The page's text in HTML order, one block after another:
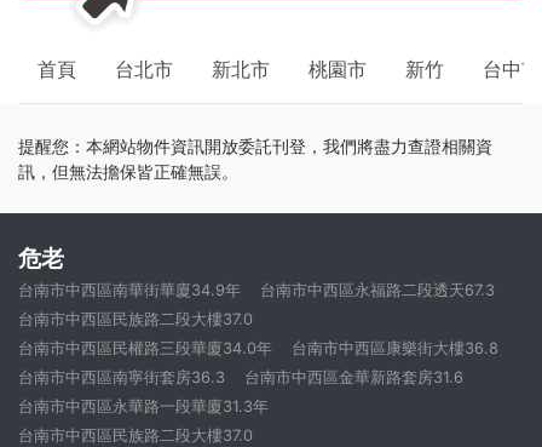
首頁 台北市 新北市 桃園市 新竹 台中市
提醒您：本網站物件資訊開放委託刊登，我們將盡力查證相關資
訊，但無法擔保皆正確無誤。
危老
台南市中西區南華街華廈34.9年
台南市中西區永福路二段透天67.3
台南市中西區民族路二段大樓37.0
台南市中西區民權路三段華廈34.0年
台南市中西區康樂街大樓36.8
台南市中西區南寧街套房36.3
台南市中西區金華新路套房31.6
台南市中西區永華路一段華廈31.3年
台南市中西區民族路二段大樓37.0